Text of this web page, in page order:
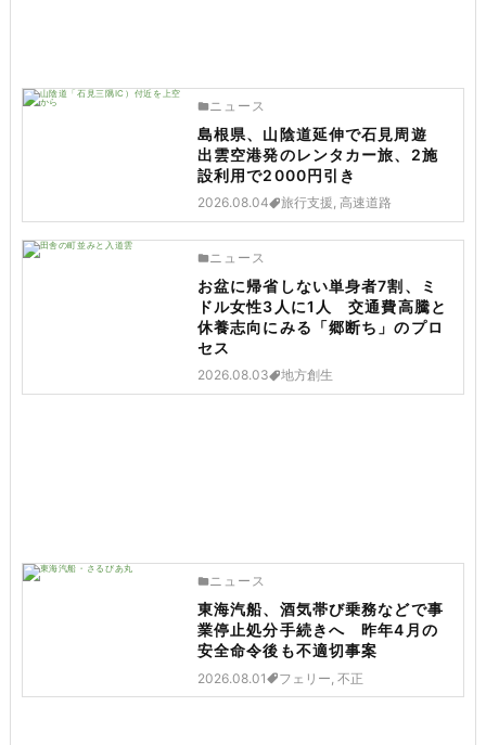
ニュース
島根県、山陰道延伸で石見周遊
出雲空港発のレンタカー旅、2施
設利用で2000円引き
2026.08.04 旅行支援, 高速道路
ニュース
お盆に帰省しない単身者7割、ミ
ドル女性3人に1人 交通費高騰と
休養志向にみる「郷断ち」のプロ
セス
2026.08.03 地方創生
ニュース
東海汽船、酒気帯び乗務などで事
業停止処分手続きへ 昨年4月の
安全命令後も不適切事案
2026.08.01 フェリー, 不正